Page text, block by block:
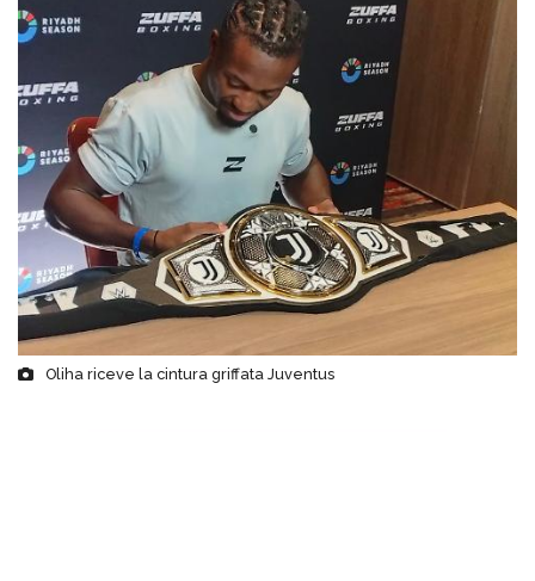
Oliha riceve la cintura griffata Juventus